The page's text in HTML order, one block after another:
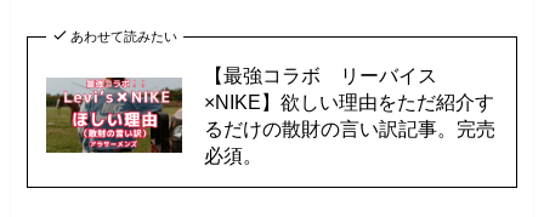
あわせて読みたい
【最強コラボ リーバイス
×NIKE】欲しい理由をただ紹介す
るだけの散財の言い訳記事。完売
必須。